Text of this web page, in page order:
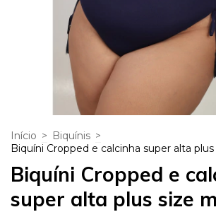
Início > Biquínis >
Biquíni Cropped e calcinha super alta
Biquíni Cropped e
super alta plus size